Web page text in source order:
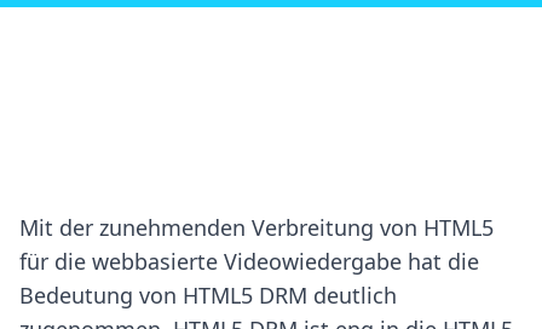
Mit der zunehmenden Verbreitung von HTML5
für die webbasierte Videowiedergabe hat die
Bedeutung von HTML5 DRM deutlich